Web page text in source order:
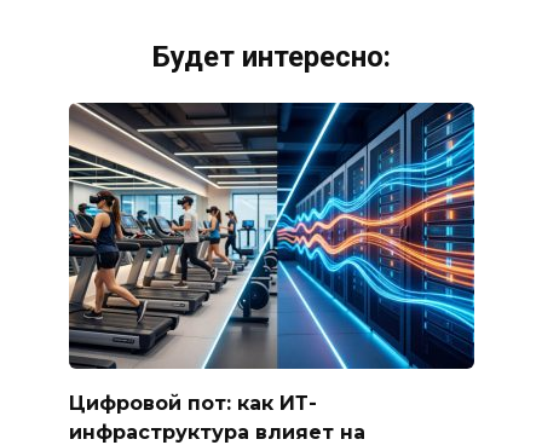
Будет интересно:
Цифровой пот: как ИТ-
инфраструктура влияет на